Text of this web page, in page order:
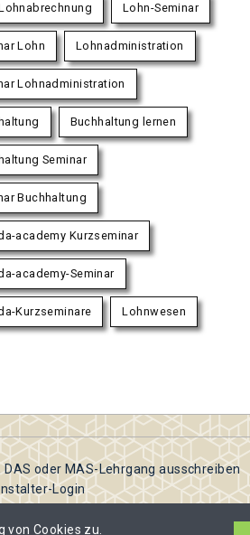
Lohn-Seminar
Lohn Lohnadministration
Lohnadministration
Buchhaltung lernen
Seminar
Buchhaltung
academy Kurzseminar
academy-Seminar
Kurzseminare Lohnwesen
DAS oder MAS-Lehrgang ausschreiben
Login
Cookies zu.